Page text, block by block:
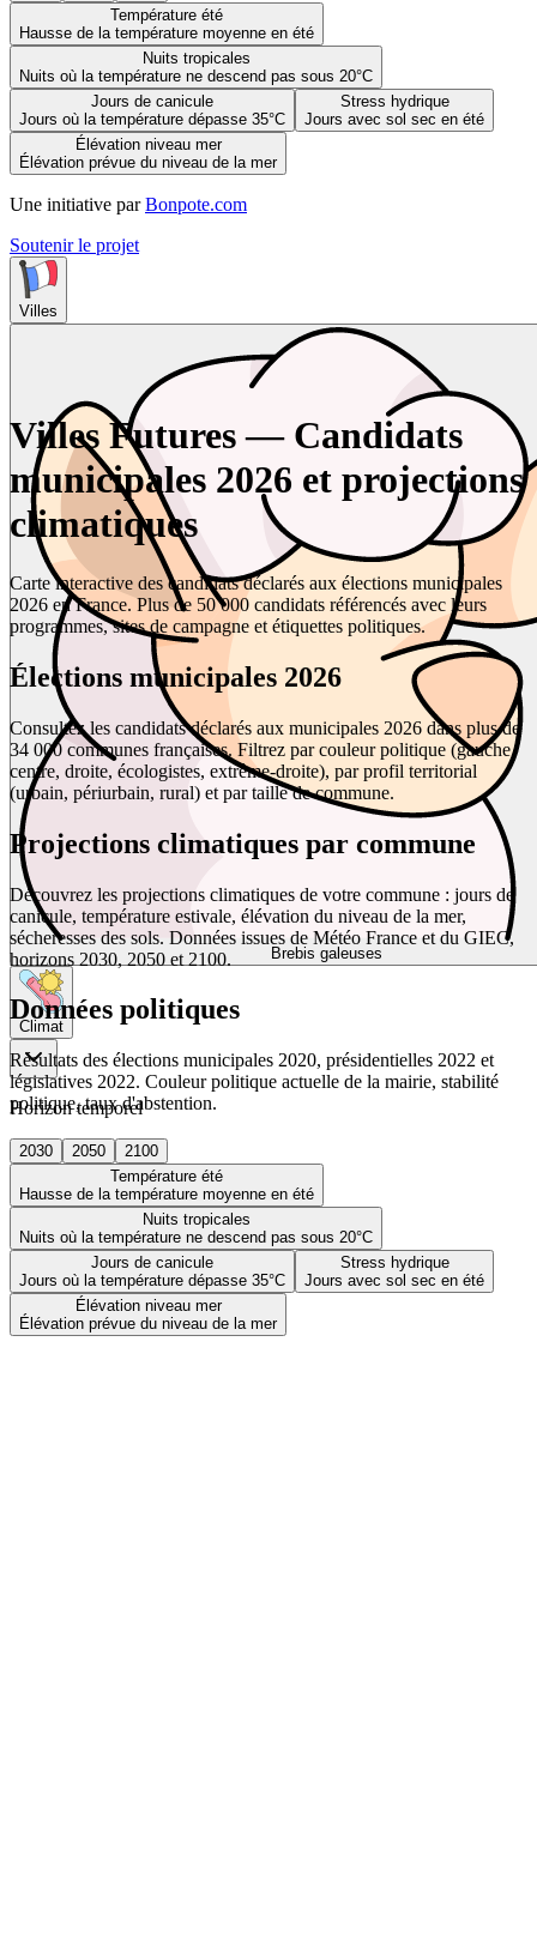
Température été
Hausse de la température moyenne en été
Nuits tropicales
Nuits où la température ne descend pas sous 20°C
Jours de canicule
Jours où la température dépasse 35°C
Stress hydrique
Jours avec sol sec en été
Élévation niveau mer
Élévation prévue du niveau de la mer
Une initiative par Bonpote.com
Soutenir le projet
Villes
Brebis galeuses
Climat
Horizon temporel
2030 2050
2100
Température été
Hausse de la température moyenne en été
Nuits tropicales
Nuits où la température ne descend pas sous 20°C
Jours de canicule
Jours où la température dépasse 35°C
Stress hydrique
Jours avec sol sec en été
Élévation niveau mer
Élévation prévue du niveau de la mer
Villes Futures — Candidats
municipales 2026 et projections
climatiques
Carte interactive des candidats déclarés aux élections municipales
2026 en France. Plus de 50 000 candidats référencés avec leurs
programmes, sites de campagne et étiquettes politiques.
Élections municipales 2026
Consultez les candidats déclarés aux municipales 2026 dans plus de
34 000 communes françaises. Filtrez par couleur politique (gauche,
centre, droite, écologistes, extrême-droite), par profil territorial
(urbain, périurbain, rural) et par taille de commune.
Projections climatiques par commune
Découvrez les projections climatiques de votre commune : jours de
canicule, température estivale, élévation du niveau de la mer,
sécheresses des sols. Données issues de Météo France et du GIEC,
horizons 2030, 2050 et 2100.
Données politiques
Résultats des élections municipales 2020, présidentielles 2022 et
législatives 2022. Couleur politique actuelle de la mairie, stabilité
politique, taux d'abstention.